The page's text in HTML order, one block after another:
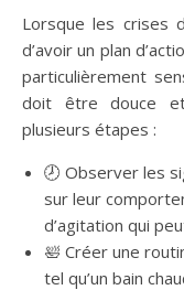
Lorsque les crises
d’avoir un plan
particulièrement
doit être douce
plusieurs étapes :
🕗 Observer les
sur leur
d’agitation qui
🛀 Créer une
tel qu’un bain